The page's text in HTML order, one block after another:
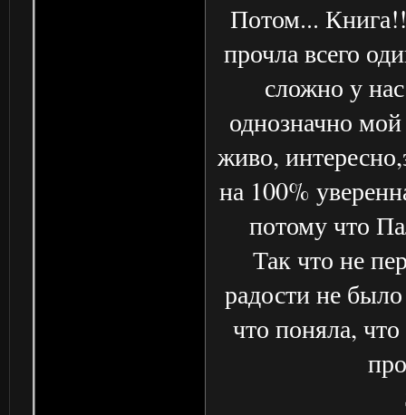
Потом...
прочла всего
сложно у
однозначно
живо,
на 100%
потому что
Так что не
радости не
что поняла,